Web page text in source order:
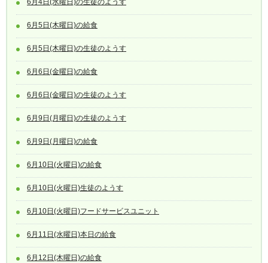
6月4日(水曜日)の生徒のようす
6月5日(木曜日)の給食
6月5日(木曜日)の生徒のようす
6月6日(金曜日)の給食
6月6日(金曜日)の生徒のようす
6月9日(月曜日)の生徒のようす
6月9日(月曜日)の給食
6月10日(火曜日)の給食
6月10日(火曜日)生徒のようす
6月10日(火曜日)フードサービスユニット
6月11日(水曜日)本日の給食
6月12日(木曜日)の給食